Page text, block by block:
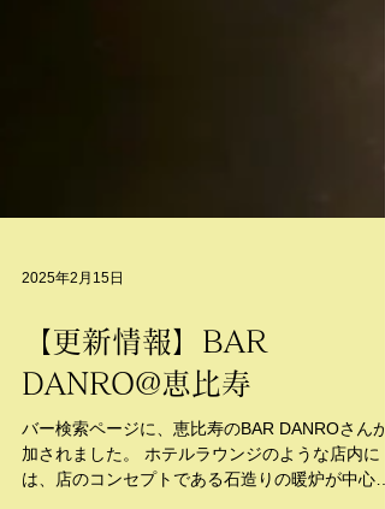
2025年2月15日
【更新情報】BAR
DANRO@恵比寿
バー検索ページに、恵比寿のBAR DANROさんが